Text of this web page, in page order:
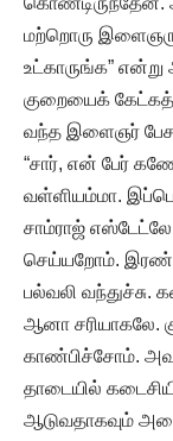
மற்றொரு
உட்காருங்க”
குறையைக்
வந்த இளைஞர்
“சார், என் பேர்
வள்ளியம்மா.
சாம்ராஜ்
செய்யறோம்.
பல்வலி வந்துச்சு.
ஆனா சரியாகலே.
காண்பிச்சோம்.
தாடையில்
ஆடுவதாகவும்